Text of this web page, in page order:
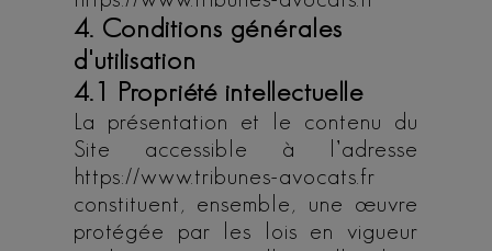
4. Conditions générales
d'utilisation
4.1 Propriété intellectuelle
La présentation et le contenu du
Site accessible à l’adresse
https://www.tribunes-avocats.fr
constituent, ensemble, une œuvre
protégée par les lois en vigueur